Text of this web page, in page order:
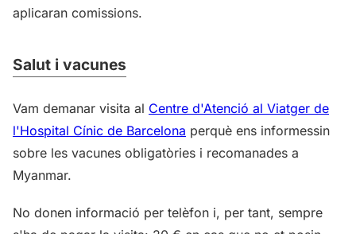
aplicaran comissions.
Salut i vacunes
Vam demanar visita al Centre d'Atenció al Viatger de
l'Hospital Cínic de Barcelona perquè ens informessin
sobre les vacunes obligatòries i recomanades a
Myanmar.
No donen informació per telèfon i, per tant, sempre